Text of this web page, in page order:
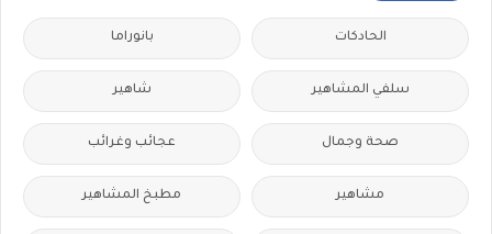
الحادكات بانوراما
سلفي المشاهير شاهير
صحة وجمال عجائب وغرائب
مشاهير مطبخ المشاهير